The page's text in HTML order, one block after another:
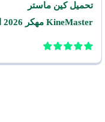
تحميل كين ماستر